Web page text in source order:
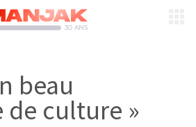
beau
de culture »